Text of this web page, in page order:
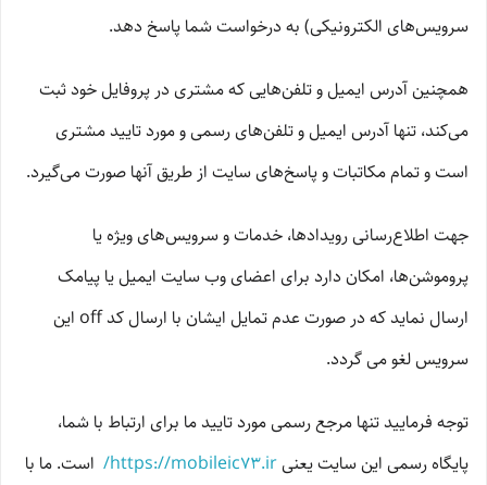
سرویس‌های الکترونیکی) به درخواست شما پاسخ دهد.
همچنین آدرس ایمیل و تلفن‌هایی که مشتری در پروفایل خود ثبت
می‌کند، تنها آدرس ایمیل و تلفن‌های رسمی و مورد تایید مشتری
است و تمام مکاتبات و پاسخ‌های سایت از طریق آنها صورت می‌گیرد.
جهت اطلاع‌رسانی رویدادها، خدمات و سرویس‌های ویژه یا
پروموشن‌ها، امکان دارد برای اعضای وب سایت ایمیل یا پیامک
ارسال نماید که در صورت عدم تمایل ایشان با ارسال کد off این
سرویس لغو می گردد.
توجه فرمایید تنها مرجع رسمی مورد تایید ما برای ارتباط با شما،
پایگاه رسمی این سایت یعنیhttps://mobileic73.ir/
است. ما با